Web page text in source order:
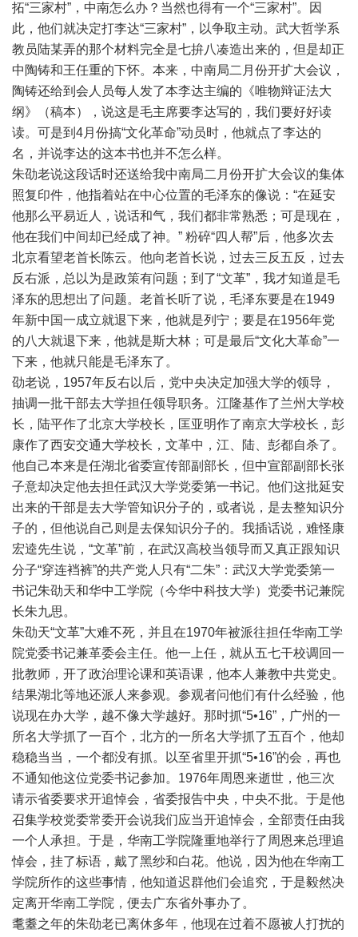
拓“三家村”，中南怎么办？当然也得有一个“三家村”。因
此，他们就决定打李达“三家村”，以争取主动。武大哲学系
教员陆某弄的那个材料完全是七拚八凑造出来的，但是却正
中陶铸和王任重的下怀。本来，中南局二月份开扩大会议，
陶铸还给到会人员每人发了本李达主编的《唯物辩证法大
纲》（稿本），说这是毛主席要李达写的，我们要好好读
读。可是到4月份搞“文化革命”动员时，他就点了李达的
名，并说李达的这本书也并不怎么样。
朱劭老说这段话时还送给我中南局二月份开扩大会议的集体
照复印件，他指着站在中心位置的毛泽东的像说：“在延安
他那么平易近人，说话和气，我们都非常熟悉；可是现在，
他在我们中间却已经成了神。” 粉碎“四人帮”后，他多次去
北京看望老首长陈云。他向老首长说，过去三反五反，过去
反右派，总以为是政策有问题；到了“文革”，我才知道是毛
泽东的思想出了问题。老首长听了说，毛泽东要是在1949
年新中国一成立就退下来，他就是列宁；要是在1956年党
的八大就退下来，他就是斯大林；可是最后“文化大革命”一
下来，他就只能是毛泽东了。
劭老说，1957年反右以后，党中央决定加强大学的领导，
抽调一批干部去大学担任领导职务。江隆基作了兰州大学校
长，陆平作了北京大学校长，匡亚明作了南京大学校长，彭
康作了西安交通大学校长，文革中，江、陆、彭都自杀了。
他自己本来是任湖北省委宣传部副部长，但中宣部副部长张
子意却决定他去担任武汉大学党委第一书记。他们这批延安
出来的干部是去大学管知识分子的，或者说，是去整知识分
子的，但他说自己则是去保知识分子的。我插话说，难怪康
宏逵先生说，“文革”前，在武汉高校当领导而又真正跟知识
分子“穿连裆裤”的共产党人只有“二朱”：武汉大学党委第一
书记朱劭天和华中工学院（今华中科技大学）党委书记兼院
长朱九思。
朱劭天“文革”大难不死，并且在1970年被派往担任华南工学
院党委书记兼革委会主任。他一上任，就从五七干校调回一
批教师，开了政治理论课和英语课，他本人兼教中共党史。
结果湖北等地还派人来参观。参观者问他们有什么经验，他
说现在办大学，越不像大学越好。那时抓“5•16”，广州的一
所名大学抓了一百个，北方的一所名大学抓了五百个，他却
稳稳当当，一个都没有抓。以至省里开抓“5•16”的会，再也
不通知他这位党委书记参加。1976年周恩来逝世，他三次
请示省委要求开追悼会，省委报告中央，中央不批。于是他
召集学校党委常委开会说我们应当开追悼会，全部责任由我
一个人承担。于是，华南工学院隆重地举行了周恩来总理追
悼会，挂了标语，戴了黑纱和白花。他说，因为他在华南工
学院所作的这些事情，他知道迟群他们会追究，于是毅然决
定离开华南工学院，便去广东省外事办了。
耄耋之年的朱劭老已离休多年，他现在过着不愿被人打扰的